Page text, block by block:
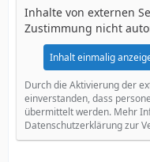
Inhalte von externen
Zustimmung nicht
Inhalt einmalig
Durch die Aktivierung der
einverstanden, dass
übermittelt werden. Mehr
Datenschutzerklärung zur